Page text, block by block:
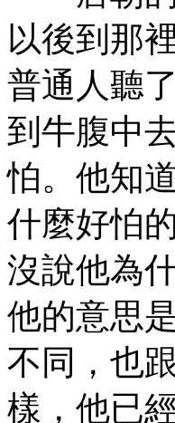
以後到那
普通人聽
到牛腹中
怕。他知
什麼好怕
沒說他為
他的意思
不同，也
樣，他已